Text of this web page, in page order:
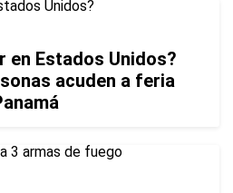
en Estados Unidos?
acuden a feria